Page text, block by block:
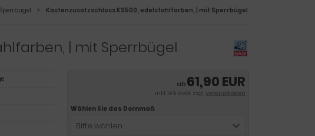
Kastenzusatzschloss KS500, edelstahlfarben, | mit Sperrbügel
| mit Sperrbügel
ab 61,90 EUR
inkl. 19 % MwSt. zzgl.Versandkosten
Wählen Sie das Dornmaß
Bitte wählen